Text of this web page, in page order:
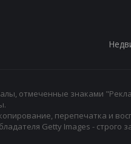
отмеченные знаками
перепечатка и
Getty Images - строго